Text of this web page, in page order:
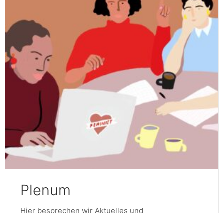
Plenum
Hier besprechen wir Aktuelles und